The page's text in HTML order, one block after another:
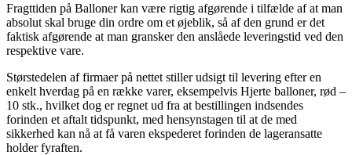
Fragttiden på Balloner kan være rigtig afgørende i tilfælde af at man
absolut skal bruge din ordre om et øjeblik, så af den grund er det
faktisk afgørende at man gransker den anslåede leveringstid ved den
respektive vare.
Størstedelen af firmaer på nettet stiller udsigt til levering efter en
enkelt hverdag på en række varer, eksempelvis Hjerte balloner, rød –
10 stk., hvilket dog er regnet ud fra at bestillingen indsendes
forinden et aftalt tidspunkt, med hensynstagen til at de med
sikkerhed kan nå at få varen ekspederet forinden de lageransatte
holder fyraften.